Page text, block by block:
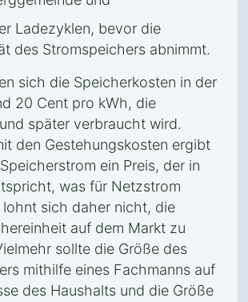
Ladezyklen, bevor die
des Stromspeichers abnimmt.
sich die Speicherkosten in der
20 Cent pro kWh, die
später verbraucht wird.
den Gestehungskosten ergibt
ein Preis, der in
was für Netzstrom
lohnt sich daher nicht, die
auf dem Markt zu
sollte die Größe des
mithilfe eines Fachmanns auf
des Haushalts und die Größe